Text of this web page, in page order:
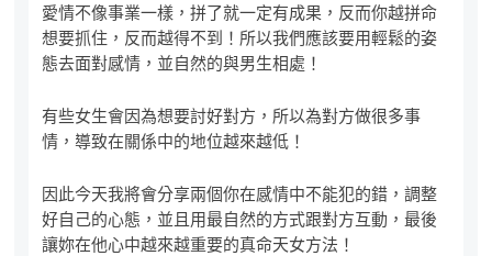
愛情不像事業一樣，拼了就一定有成果，反而你越拼命
想要抓住，反而越得不到！所以我們應該要用輕鬆的姿
態去面對感情，並自然的與男生相處！
有些女生會因為想要討好對方，所以為對方做很多事
情，導致在關係中的地位越來越低！
因此今天我將會分享兩個你在感情中不能犯的錯，調整
好自己的心態，並且用最自然的方式跟對方互動，最後
讓妳在他心中越來越重要的真命天女方法！